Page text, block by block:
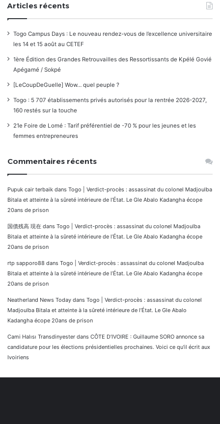
Articles récents
Togo Campus Days : Le nouveau rendez-vous de l’excellence universitaire
les 14 et 15 août au CETEF
1ère Édition des Grandes Retrouvailles des Ressortissants de Kpélé Govié
Apégamé / Sokpé
[LeCoupDeGuelle] Wow… quel peuple ?
Togo : 5 707 établissements privés autorisés pour la rentrée 2026-2027,
160 restés sur la touche
21e Foire de Lomé : Tarif préférentiel de -70 % pour les jeunes et les
femmes entrepreneures
Commentaires récents
Pupuk cair terbaik dans Togo | Verdict-procès : assassinat du colonel Madjoulba
Bitala et atteinte à la sûreté intérieure de l’État. Le Gle Abalo Kadangha écope
20ans de prison
国債残高 現在 dans Togo | Verdict-procès : assassinat du colonel Madjoulba
Bitala et atteinte à la sûreté intérieure de l’État. Le Gle Abalo Kadangha écope
20ans de prison
rtp sapporo88 dans Togo | Verdict-procès : assassinat du colonel Madjoulba
Bitala et atteinte à la sûreté intérieure de l’État. Le Gle Abalo Kadangha écope
20ans de prison
Neatherland News Today dans Togo | Verdict-procès : assassinat du colonel
Madjoulba Bitala et atteinte à la sûreté intérieure de l’État. Le Gle Abalo
Kadangha écope 20ans de prison
Cami Halısı Transdinyester dans CÔTE D’IVOIRE : Guillaume SORO annonce sa
candidature pour les élections présidentielles prochaines. Voici ce qu’il écrit aux
Ivoiriens